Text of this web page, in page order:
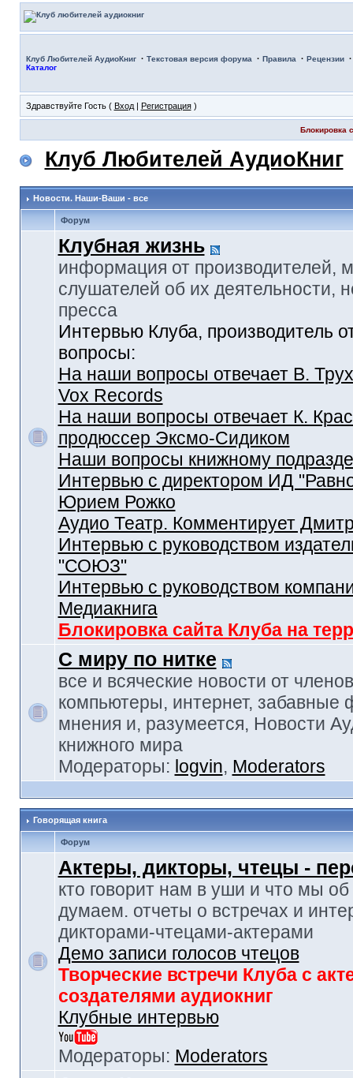
Клуб Любителей АудиоКниг· Текстовая версия форума · Правила · Рецензии
Каталог
Здравствуйте Гость ( Вход| Регистрация)
Блокировка
Клуб Любителей АудиоКниг
Новости. Наши-Ваши - все
Форум
Клубная жизнь
информация от производителей,
слушателей об их деятельности,
пресса
Интервью Клуба, производитель
вопросы:
На наши вопросы отвечает В.
Vox Records
На наши вопросы отвечает К.
продюссер Эксмо-Сидиком
Наши вопросы книжному
Интервью с директором ИД
Юрием Рожко
Аудио Театр. Комментирует
Интервью с руководством
"СОЮЗ"
Интервью с руководством
Медиакнига
Блокировка сайта Клуба на
С миру по нитке
все и всяческие новости от
компьютеры, интернет, забавные
мнения и, разумеется, Новости
книжного мира
Модераторы: logvin, Moderators
Говорящая книга
Форум
Актеры, дикторы, чтецы -
кто говорит нам в уши и что мы
думаем. отчеты о встречах и
дикторами-чтецами-актерами
Демо записи голосов чтецов
Творческие встречи Клуба с
создателями аудиокниг
Клубные интервью
Модераторы: Moderators